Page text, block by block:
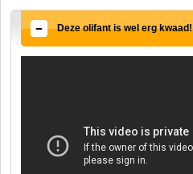
Deze olifant is wel erg kwaad!